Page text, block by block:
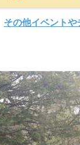
その他イベントや